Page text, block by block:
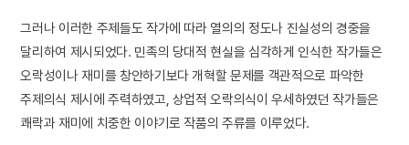
그러나 이러한 주제들도 작가에 따라 열의의 정도나 진실성의 경중을
달리하여 제시되었다. 민족의 당대적 현실을 심각하게 인식한 작가들은
오락성이나 재미를 창안하기보다 개혁할 문제를 객관적으로 파악한
주제의식 제시에 주력하였고, 상업적 오락의식이 우세하였던 작가들은
쾌락과 재미에 치중한 이야기로 작품의 주류를 이루었다.